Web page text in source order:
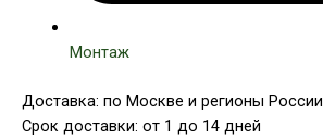
Монтаж
Доставка: по Москве и регионы России
Срок доставки: от 1 до 14 дней